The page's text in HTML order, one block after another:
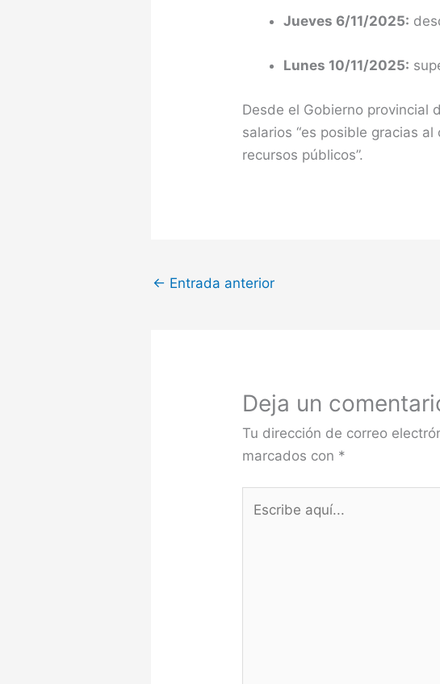
Jueves 6/11/2025:
Lunes 10/11/2025:
Desde el Gobierno provincial
salarios “es posible gracias
recursos públicos”.
← Entrada anterior
Deja un
Tu dirección de correo
marcados con *